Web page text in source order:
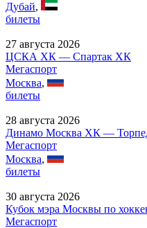
Дубай,
билеты
27 августа 2026
ЦСКА ХК — Спартак ХК
Мегаспорт
Москва,
билеты
28 августа 2026
Динамо Москва ХК —
Мегаспорт
Москва,
билеты
30 августа 2026
Кубок мэра Москвы по
Мегаспорт